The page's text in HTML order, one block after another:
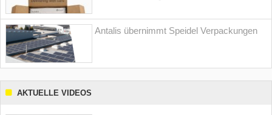
Antalis übernimmt Speidel Verpackungen
AKTUELLE VIDEOS